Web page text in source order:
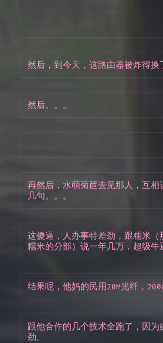
然后，到今天，这路由器被炸得换
然后。。。
再然后，水萌菊苣去见那人，互相
几句。。。
这傻逼，人办事特差劲，跟糯米（
糯米的分部）说一年几万，超级牛
结果呢，他妈的民用20M光纤，
跟他合作的几个技术全跑了，因为
劲。